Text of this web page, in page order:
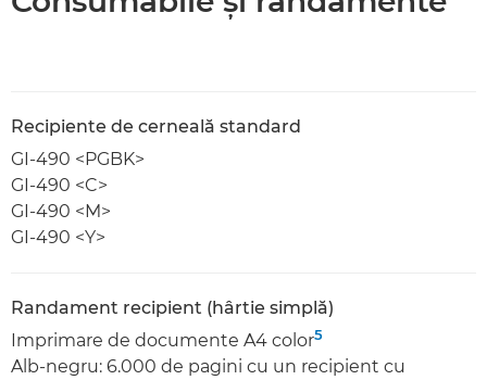
Recipiente de cerneală standard
GI-490 <PGBK>
GI-490 <C>
GI-490 <M>
GI-490 <Y>
Randament recipient (hârtie simplă)
Imprimare de documente A4 color5
Alb-negru: 6.000 de pagini cu un recipient cu